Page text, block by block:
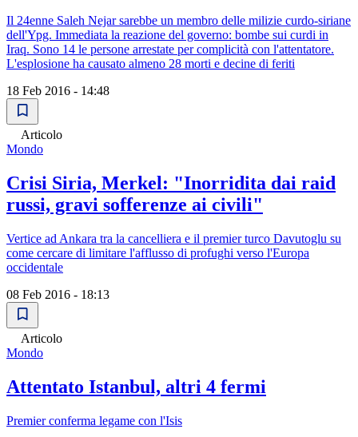
Il 24enne Saleh Nejar sarebbe un membro delle milizie curdo-siriane
dell'Ypg. Immediata la reazione del governo: bombe sui curdi in
Iraq. Sono 14 le persone arrestate per complicità con l'attentatore.
L'esplosione ha causato almeno 28 morti e decine di feriti
18 Feb 2016 - 14:48
Articolo
Mondo
Crisi Siria, Merkel: "Inorridita dai raid
russi, gravi sofferenze ai civili"
Vertice ad Ankara tra la cancelliera e il premier turco Davutoglu su
come cercare di limitare l'afflusso di profughi verso l'Europa
occidentale
08 Feb 2016 - 18:13
Articolo
Mondo
Attentato Istanbul, altri 4 fermi
Premier conferma legame con l'Isis